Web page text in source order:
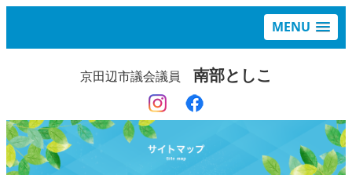
MENU
京田辺市議会議員 南部としこ